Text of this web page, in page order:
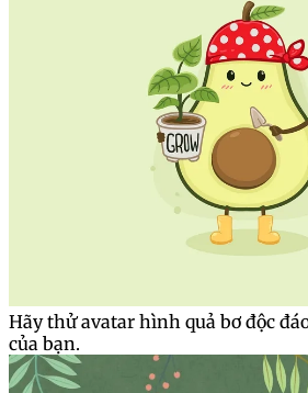
Hãy thử avatar hình quả bơ độc
của bạn.